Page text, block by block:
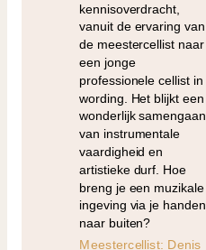
kennisoverdracht,
vanuit de ervaring van
de meestercellist naar
een jonge
professionele cellist in
wording. Het blijkt een
wonderlijk samengaan
van instrumentale
vaardigheid en
artistieke durf. Hoe
breng je een muzikale
ingeving via je handen
naar buiten?
Meestercellist: Denis